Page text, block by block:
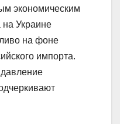
экономическим
на Украине
на фоне
импорта.